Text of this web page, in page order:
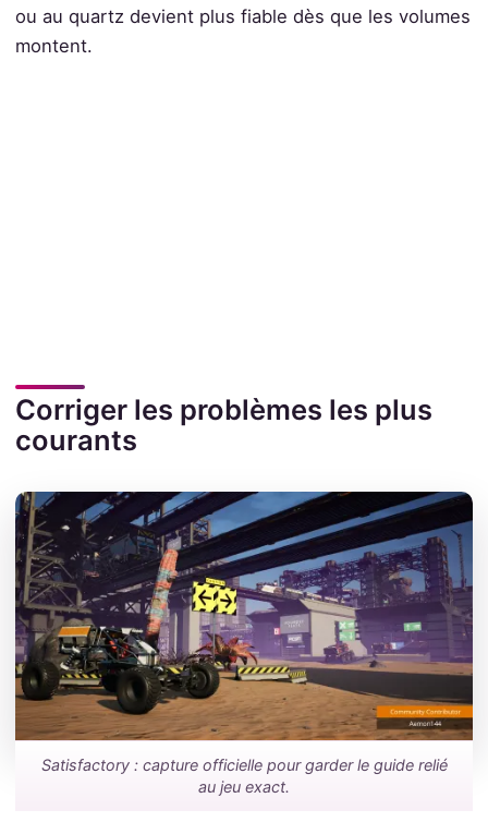
ou au quartz devient plus fiable dès que les volumes
montent.
Corriger les problèmes les plus
courants
Satisfactory : capture officielle pour garder le guide relié
au jeu exact.